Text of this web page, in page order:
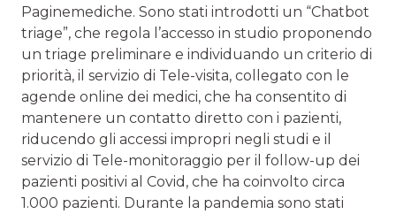
Paginemediche. Sono stati introdotti un “Chatbot
triage”, che regola l’accesso in studio proponendo
un triage preliminare e individuando un criterio di
priorità, il servizio di Tele-visita, collegato con le
agende online dei medici, che ha consentito di
mantenere un contatto diretto con i pazienti,
riducendo gli accessi impropri negli studi e il
servizio di Tele-monitoraggio per il follow-up dei
pazienti positivi al Covid, che ha coinvolto circa
1.000 pazienti. Durante la pandemia sono stati